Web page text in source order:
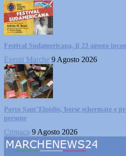
Festival Sudamericana, il 23 agosto
Eventi Marche 9 Agosto 2026
Porto Sant’Elpidio, borse schermate e
persone
Cronaca 9 Agosto 2026